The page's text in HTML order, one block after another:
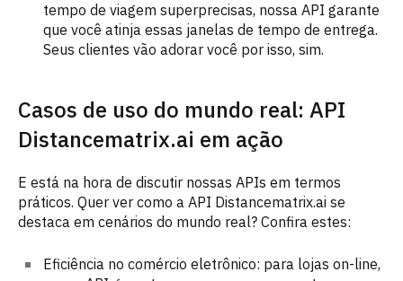
tempo de viagem superprecisas, nossa API garante
que você atinja essas janelas de tempo de entrega.
Seus clientes vão adorar você por isso, sim.
Casos de uso do mundo real: API
Distancematrix.ai em ação
E está na hora de discutir nossas APIs em termos
práticos. Quer ver como a API Distancematrix.ai se
destaca em cenários do mundo real? Confira estes:
Eficiência no comércio eletrônico: para lojas on-line,